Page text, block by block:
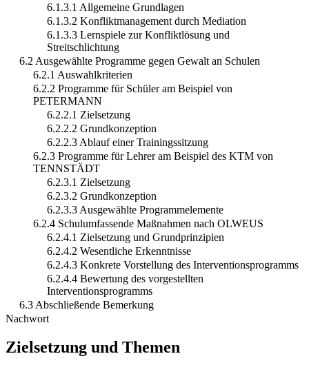
6.1.3.1 Allgemeine Grundlagen
6.1.3.2 Konfliktmanagement durch Mediation
6.1.3.3 Lernspiele zur Konfliktlösung und
Streitschlichtung
6.2 Ausgewählte Programme gegen Gewalt an Schulen
6.2.1 Auswahlkriterien
6.2.2 Programme für Schüler am Beispiel von
PETERMANN
6.2.2.1 Zielsetzung
6.2.2.2 Grundkonzeption
6.2.2.3 Ablauf einer Trainingssitzung
6.2.3 Programme für Lehrer am Beispiel des KTM von
TENNSTÄDT
6.2.3.1 Zielsetzung
6.2.3.2 Grundkonzeption
6.2.3.3 Ausgewählte Programmelemente
6.2.4 Schulumfassende Maßnahmen nach OLWEUS
6.2.4.1 Zielsetzung und Grundprinzipien
6.2.4.2 Wesentliche Erkenntnisse
6.2.4.3 Konkrete Vorstellung des Interventionsprogramms
6.2.4.4 Bewertung des vorgestellten
Interventionsprogramms
6.3 Abschließende Bemerkung
Nachwort
Zielsetzung und Themen